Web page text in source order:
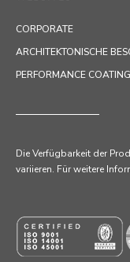
CORPORATE
ARCHITEKTONISCHE
PERFORMANCE
Die Verfügbarkeit der
variieren. Für weitere